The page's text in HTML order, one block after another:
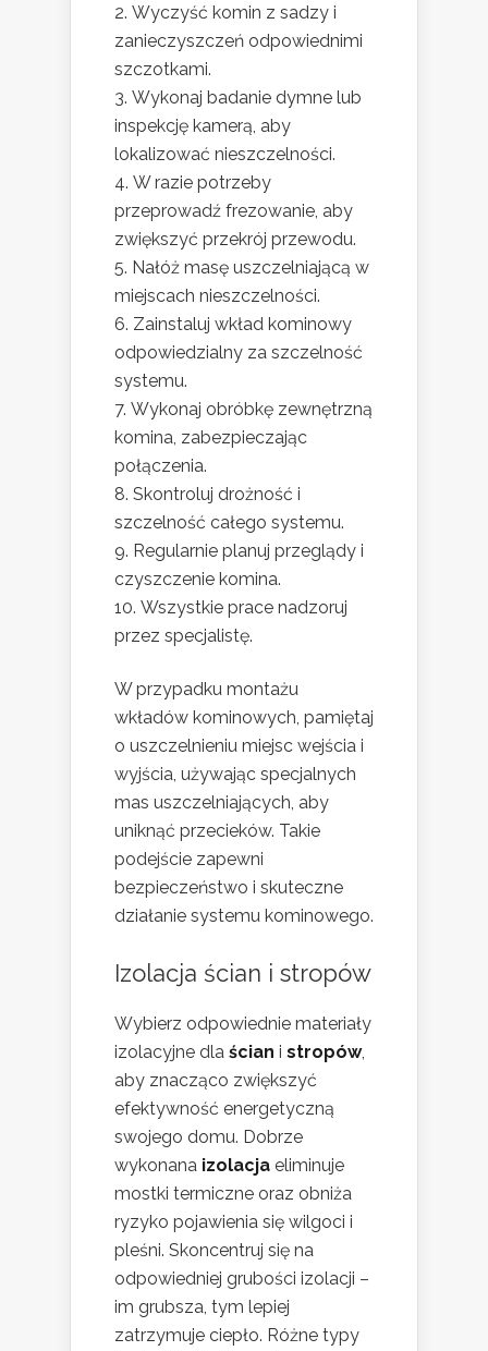
Wyczyść komin z sadzy i
zanieczyszczeń odpowiednimi
szczotkami.
Wykonaj badanie dymne lub
inspekcję kamerą, aby
lokalizować nieszczelności.
W razie potrzeby
przeprowadź frezowanie, aby
zwiększyć przekrój przewodu.
Nałóż masę uszczelniającą w
miejscach nieszczelności.
Zainstaluj wkład kominowy
odpowiedzialny za szczelność
systemu.
Wykonaj obróbkę zewnętrzną
komina, zabezpieczając
połączenia.
Skontroluj drożność i
szczelność całego systemu.
Regularnie planuj przeglądy i
czyszczenie komina.
Wszystkie prace nadzoruj
przez specjalistę.
W przypadku montażu
wkładów kominowych, pamiętaj
o uszczelnieniu miejsc wejścia i
wyjścia, używając specjalnych
mas uszczelniających, aby
uniknąć przecieków. Takie
podejście zapewni
bezpieczeństwo i skuteczne
działanie systemu kominowego.
Izolacja ścian i stropów
Wybierz odpowiednie materiały
izolacyjne dla ścian i stropów,
aby znacząco zwiększyć
efektywność energetyczną
swojego domu. Dobrze
wykonana izolacja eliminuje
mostki termiczne oraz obniża
ryzyko pojawienia się wilgoci i
pleśni. Skoncentruj się na
odpowiedniej grubości izolacji –
im grubsza, tym lepiej
zatrzymuje ciepło. Różne typy